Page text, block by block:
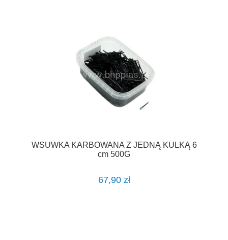
WSUWKA KARBOWANA Z JEDNĄ KULKĄ 6
cm 500G
67,90 zł